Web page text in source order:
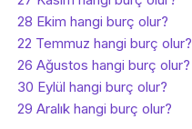
28 Ekim hangi burç olur?
22 Temmuz hangi burç olur?
26 Ağustos hangi burç olur?
30 Eylül hangi burç olur?
29 Aralık hangi burç olur?